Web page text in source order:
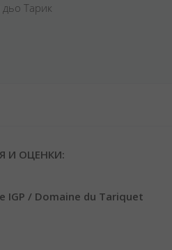
Тарик
И ОЦЕНКИ:
IGP / Domaine du Tariquet